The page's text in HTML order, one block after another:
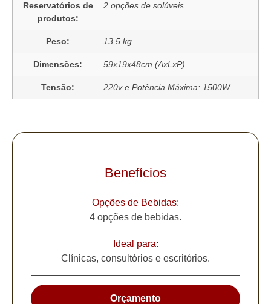
Reservatórios de
produtos:
2 opções de solúveis
Peso: 13,5 kg
Dimensões: 59x19x48cm (AxLxP)
Tensão: 220v e Potência Máxima: 1500W
Benefícios
Opções de Bebidas:
4 opções de bebidas.
Ideal para:
Clínicas, consultórios e escritórios.
Orçamento